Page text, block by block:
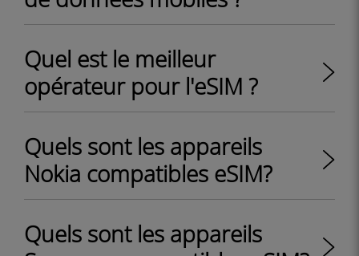
Quel est le meilleur
opérateur pour l'eSIM ?
Quels sont les appareils
Nokia compatibles eSIM?
Quels sont les appareils